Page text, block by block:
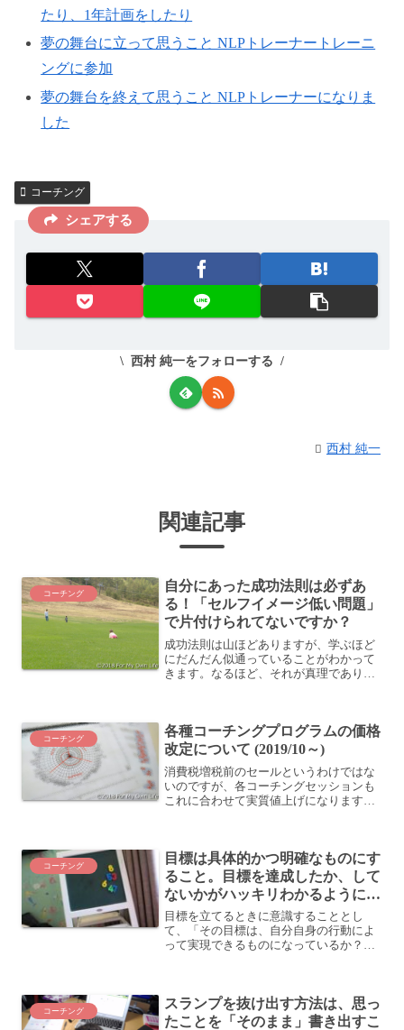
たり、1年計画をしたり
夢の舞台に立って思うこと NLPトレーナートレーニ
ングに参加
夢の舞台を終えて思うこと NLPトレーナーになりま
した
コーチング
シェアする
西村 純一をフォローする
西村 純一
関連記事
コーチング
自分にあった成功法則は必ずあ
る！「セルフイメージ低い問題」
で片付けられてないですか？
成功法則は山ほどありますが、学ぶほど
にだんだん似通っていることがわかって
きます。なるほど、それが真理であり、
うのも、私たちはひとりひと...
コーチング
各種コーチングプログラムの価格
改定について (2019/10～)
消費税増税前のセールというわけではな
いのですが、各コーチングセッションも
これに合わせて実質値上げになりますの
完了すれば現行通りのお値...
コーチング
目標は具体的かつ明確なものにす
ること。目標を達成したか、して
ないかがハッキリわかるようにし
ておく。
目標を立てるときに意識することとし
て、「その目標は、自分自身の行動によ
って実現できるものになっているか？」
っている。その上で、さらに...
コーチング
スランプを抜け出す方法は、思っ
たことを「そのまま」書き出すこ